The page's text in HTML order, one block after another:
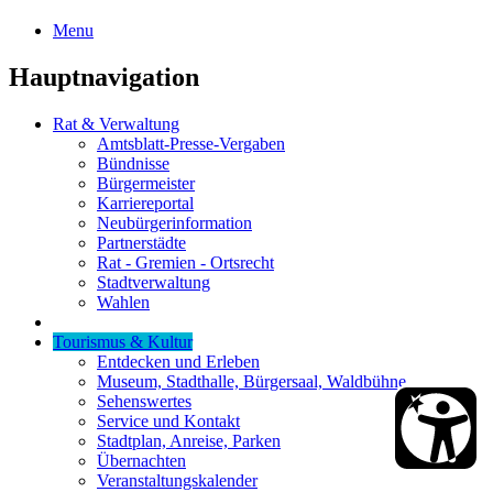
Menu
Hauptnavigation
Rat & Verwaltung
Amtsblatt-Presse-Vergaben
Bündnisse
Bürgermeister
Karriereportal
Neubürgerinformation
Partnerstädte
Rat - Gremien - Ortsrecht
Stadtverwaltung
Wahlen
Tourismus & Kultur
Entdecken und Erleben
Museum, Stadthalle, Bürgersaal, Waldbühne
Sehenswertes
Service und Kontakt
Stadtplan, Anreise, Parken
Übernachten
Veranstaltungskalender